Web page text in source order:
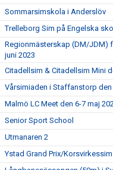
Sommarsimskola i Anderslöv
Trelleborg Sim på Engelska
Regionmästerskap (DM/JDM)
juni 2023
Citadellsim & Citadellsim Mini
Vårsimiaden i Staffanstorp den
Malmö LC Meet den 6-7 maj
Senior Sport School
Utmanaren 2
Ystad Grand Prix/